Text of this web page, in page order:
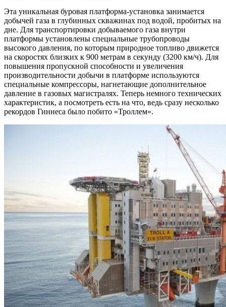
Эта уникальная буровая платформа-установка занимается
добычей газа в глубинных скважинах под водой, пробитых на
дне. Для транспортировки добываемого газа внутри
платформы установлены специальные трубопроводы
высокого давления, по которым природное топливо движется
на скоростях близких к 900 метрам в секунду (3200 км/ч). Для
повышения пропускной способности и увеличения
производительности добычи в платформе используются
специальные компрессоры, нагнетающие дополнительное
давление в газовых магистралях. Теперь немного технических
характеристик, а посмотреть есть на что, ведь сразу несколько
рекордов Гиннеса было побито «Троллем».